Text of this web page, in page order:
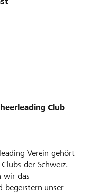
Club
Verein gehört
der Schweiz.
wir das
begeistern unser